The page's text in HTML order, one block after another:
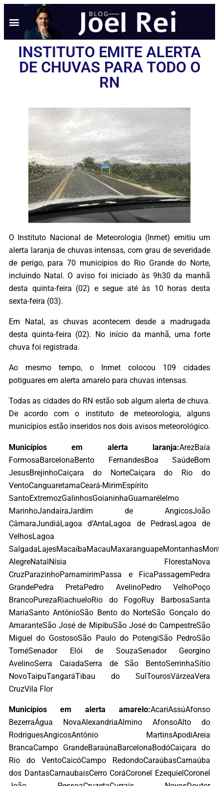
INSTITUTO EMITE ALERTA
DE CHUVAS PARA TODO O
RN
O Instituto Nacional de Meteorologia (Inmet) emitiu um
alerta laranja de chuvas intensas, com grau de severidade
de perigo, para 70 municípios do Rio Grande do Norte,
incluindo Natal. O aviso foi iniciado às 9h30 da manhã
desta quinta-feira (02) e segue até às 10 horas desta
sexta-feira (03).
Em Natal, as chuvas acontecem desde a madrugada
desta quinta-feira (02). No início da manhã, uma forte
chuva foi registrada.
Ao mesmo tempo, o Inmet colocou 109 cidades
potiguares em alerta amarelo para chuvas intensas.
Todas as cidades do RN estão sob algum alerta de chuva.
De acordo com o instituto de meteorologia, alguns
municípios estão inseridos nos dois avisos meteorológico.
Municípios em alerta laranja:ArezBaía
FormosaBarcelonaBento FernandesBoa SaúdeBom
JesusBrejinhoCaiçara do NorteCaiçara do Rio do
VentoCanguaretamaCeará-MirimEspírito
SantoExtremozGalinhosGoianinhaGuamaréIelmo
MarinhoJandaíraJardim de AngicosJoão
CâmaraJundiáLagoa d’AntaLagoa de PedrasLagoa de
VelhosLagoa
AlegreNatalNísia FlorestaNova
CruzParazinhoParnamirimPassa e FicaPassagemPedra
GrandePedra PretaPedro AvelinoPedro VelhoPoço
BrancoPurezaRiachueloRio do FogoRuy BarbosaSanta
MariaSanto AntônioSão Bento do NorteSão Gonçalo do
AmaranteSão José de MipibuSão José do CampestreSão
Miguel do GostosoSão Paulo do PotengiSão PedroSão
ToméSenador Elói de SouzaSenador Georgino
AvelinoSerra CaiadaSerra de São BentoSerrinhaSítio
NovoTaipuTangaráTibau do SulTourosVárzeaVera
CruzVila Flor
Municípios em alerta amarelo:AcariAssúAfonso
BezerraÁgua NovaAlexandriaAlmino AfonsoAlto do
RodriguesAngicosAntônio MartinsApodiAreia
BrancaCampo GrandeBaraúnaBarcelonaBodóCaiçara do
Rio do VentoCaicóCampo RedondoCaraúbasCarnaúba
dos DantasCarnaubaisCerro CoráCoronel EzequielCoronel